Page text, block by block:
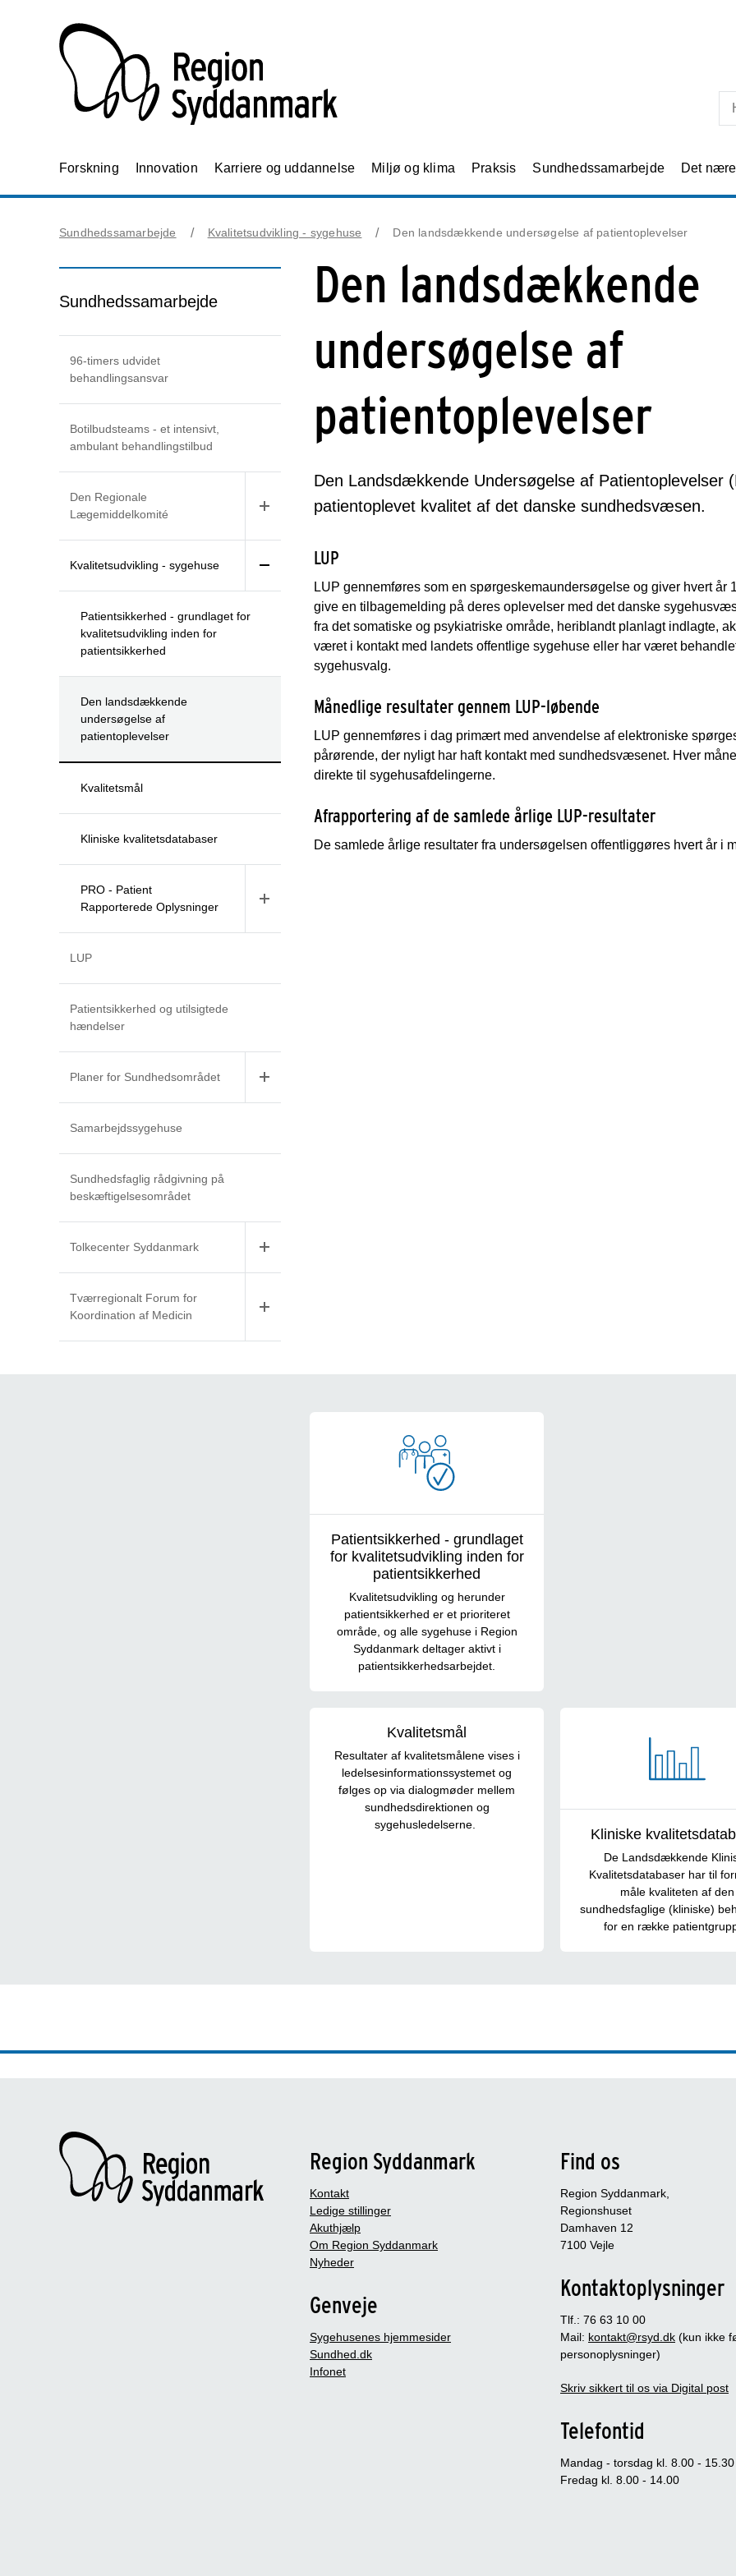
Forskning Innovation Karriere og uddannelse Miljø og klima Praksis Sundhedssamarbejde Det
Sundhedssamarbejde Kvalitetsudvikling - sygehuse Den landsdækkende undersøgelse af patientoplevelser
Sundhedssamarbejde
96-timers udvidet
behandlingsansvar
Botilbudsteams - et intensivt,
ambulant behandlingstilbud
Den Regionale
Lægemiddelkomité
Kvalitetsudvikling - sygehuse
Patientsikkerhed - grundlaget for
kvalitetsudvikling inden for
patientsikkerhed
Den landsdækkende
undersøgelse af
patientoplevelser
Kvalitetsmål
Kliniske kvalitetsdatabaser
PRO - Patient
Rapporterede Oplysninger
LUP
Patientsikkerhed og utilsigtede
hændelser
Planer for Sundhedsområdet
Samarbejdssygehuse
Sundhedsfaglig rådgivning på
beskæftigelsesområdet
Tolkecenter Syddanmark
Tværregionalt Forum for
Koordination af Medicin
Den landsdækkende
undersøgelse af
patientoplevelser
Den Landsdækkende Undersøgelse af Patientoplevelser
patientoplevet kvalitet af det danske sundhedsvæsen.
LUP
LUP gennemføres som en spørgeskemaundersøgelse og giver hvert år
give en tilbagemelding på deres oplevelser med det danske
fra det somatiske og psykiatriske område, heriblandt planlagt indlagte,
været i kontakt med landets offentlige sygehuse eller har været
sygehusvalg.
Månedlige resultater gennem LUP-løbende
LUP gennemføres i dag primært med anvendelse af elektroniske
pårørende, der nyligt har haft kontakt med sundhedsvæsenet. Hver
direkte til sygehusafdelingerne.
Afrapportering af de samlede årlige LUP-resultater
De samlede årlige resultater fra undersøgelsen offentliggøres hvert år i
Patientsikkerhed - grundlaget
for kvalitetsudvikling inden for
patientsikkerhed
Kvalitetsudvikling og herunder
patientsikkerhed er et prioriteret
område, og alle sygehuse i Region
Syddanmark deltager aktivt i
patientsikkerhedsarbejdet.
Kvalitetsmål
Resultater af kvalitetsmålene vises i
ledelsesinformationssystemet og
følges op via dialogmøder mellem
sundhedsdirektionen og
sygehusledelserne.
Kliniske
De Landsdækkende
Kvalitetsdatabaser har til
måle kvaliteten af den
sundhedsfaglige (kliniske)
for en række
Region Syddanmark
Kontakt
Ledige stillinger
Akuthjælp
Om Region Syddanmark
Nyheder
Genveje
Sygehusenes hjemmesider
Sundhed.dk
Infonet
Find os
Region Syddanmark,
Regionshuset
Damhaven 12
7100 Vejle
Kontaktoplysninger
Tlf.: 76 63 10 00
Mail: kontakt@rsyd.dk (kun ikke
personoplysninger)
Skriv sikkert til os via Digital post
Telefontid
Mandag - torsdag kl. 8.00 - 15.30
Fredag kl. 8.00 - 14.00